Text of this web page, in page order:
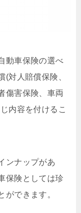
動車保険の選べ
(対人賠償保険、
傷害保険、車両
内容を付けるこ
ンナップがあ
保険としては珍
ができます。